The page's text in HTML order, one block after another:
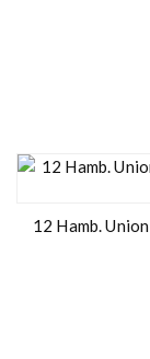
12 Hamb.